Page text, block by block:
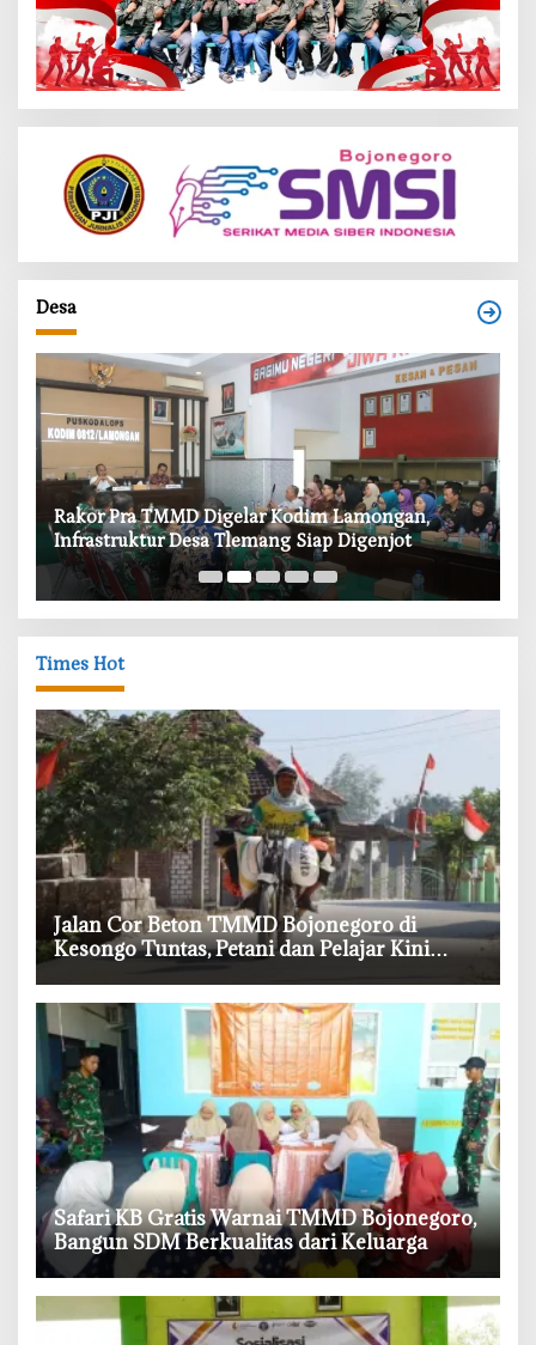
Desa
‎Rakor Pra TMMD Digelar Kodim Lamongan,
Infrastruktur Desa Tlemang Siap Digenjot
Times Hot
‎Jalan Cor Beton TMMD Bojonegoro di
Kesongo Tuntas, Petani dan Pelajar Kini
‎Safari KB Gratis Warnai TMMD Bojonegoro,
Bangun SDM Berkualitas dari Keluarga